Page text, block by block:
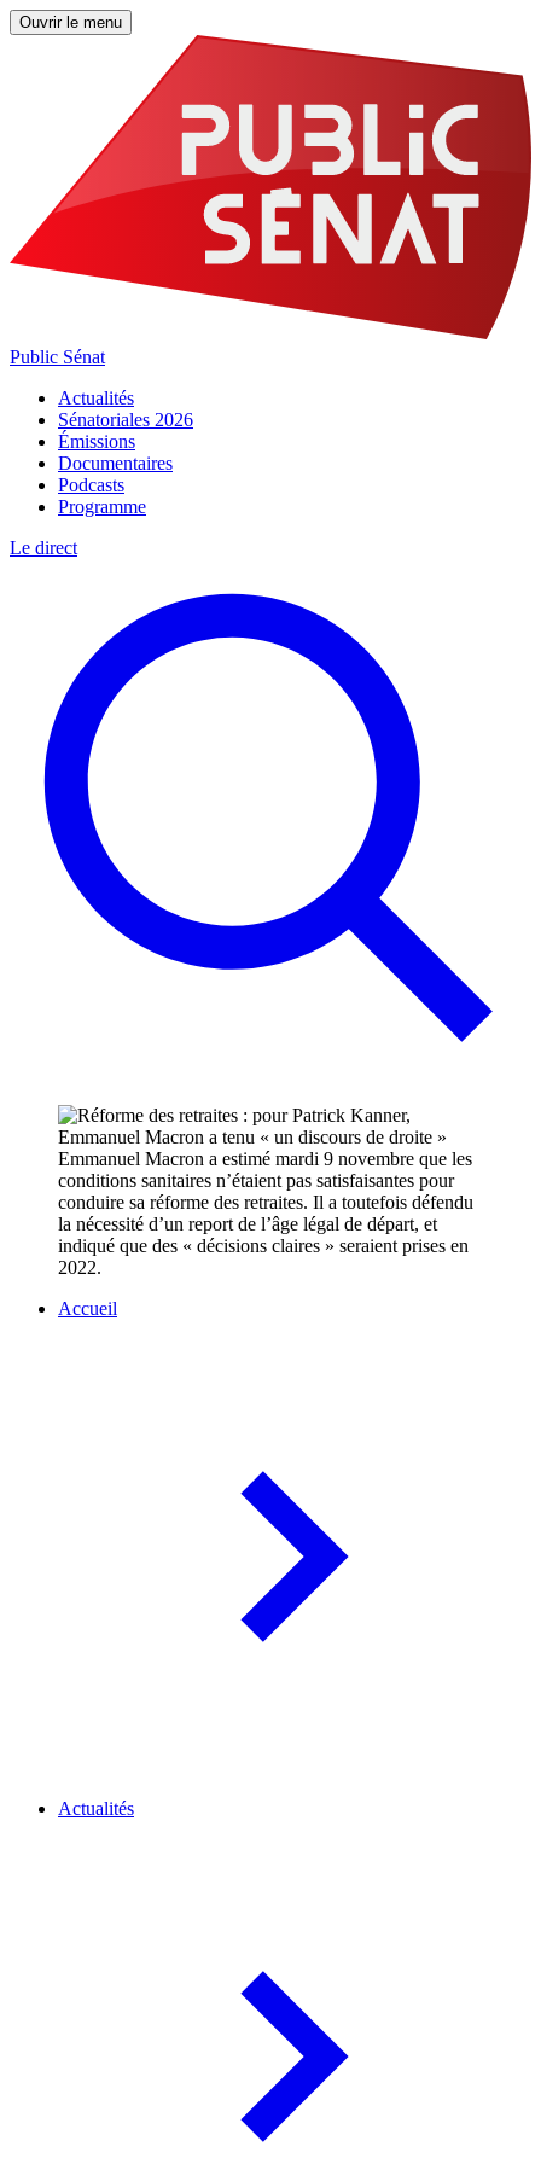
Ouvrir le menu
Public Sénat
Actualités
Sénatoriales 2026
Émissions
Documentaires
Podcasts
Programme
Le direct
Emmanuel Macron a estimé mardi 9 novembre que les
conditions sanitaires n’étaient pas satisfaisantes pour
conduire sa réforme des retraites. Il a toutefois défendu
la nécessité d’un report de l’âge légal de départ, et
indiqué que des « décisions claires » seraient prises en
2022.
Accueil
Actualités